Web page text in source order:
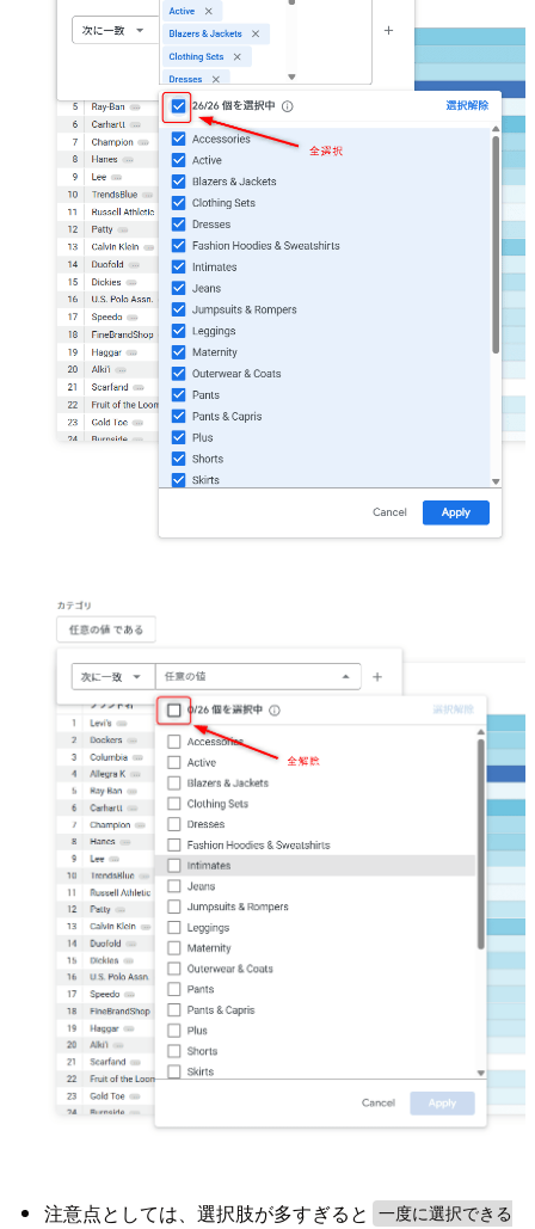
注意点としては、選択肢が多すぎると
一度に選択できる